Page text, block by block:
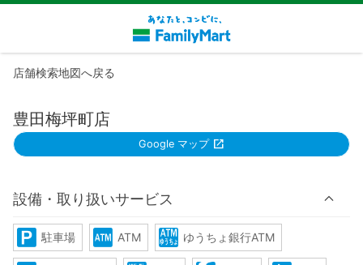
店舗検索地図へ戻る
豊田梅坪町店
Google マップ
設備・取り扱いサービス
駐車場 ATM ゆうちょ銀行ATM